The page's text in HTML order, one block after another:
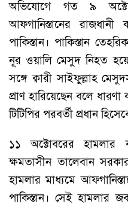
অভিযোগে গত ৯
আফগানিস্তানের
পাকিস্তান। পাকিস্তান
নূর ওয়ালি মেসুদ নিহত
সঙ্গে ক্বারী সাইফুল্লাহ
প্রাণ হারিয়েছেন বলে
টিটিপির পরবর্তী প্রধান
১১ অক্টোবরের হামলার
ক্ষমতাসীন তালেবান
হামলার মাধ্যমে
পাকিস্তান। সেই হামলার